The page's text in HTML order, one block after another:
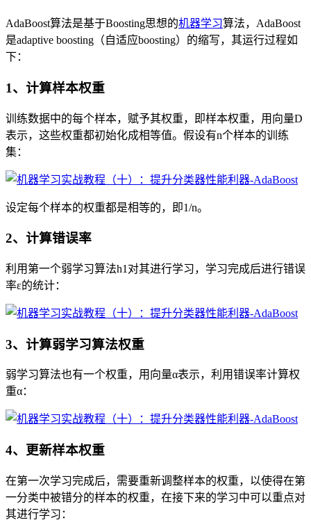
AdaBoost算法是基于Boosting思想的机器学习算法，AdaBoost
是adaptive boosting（自适应boosting）的缩写，其运行过程如
下：
1、计算样本权重
训练数据中的每个样本，赋予其权重，即样本权重，用向量D
表示，这些权重都初始化成相等值。假设有n个样本的训练
集：
设定每个样本的权重都是相等的，即1/n。
2、计算错误率
利用第一个弱学习算法h1对其进行学习，学习完成后进行错误
率ε的统计：
3、计算弱学习算法权重
弱学习算法也有一个权重，用向量α表示，利用错误率计算权
重α：
4、更新样本权重
在第一次学习完成后，需要重新调整样本的权重，以使得在第
一分类中被错分的样本的权重，在接下来的学习中可以重点对
其进行学习：